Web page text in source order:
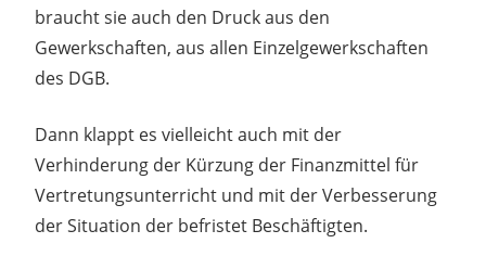
braucht sie auch den Druck aus den
Gewerkschaften, aus allen Einzelgewerkschaften
des DGB.
Dann klappt es vielleicht auch mit der
Verhinderung der Kürzung der Finanzmittel für
Vertretungsunterricht und mit der Verbesserung
der Situation der befristet Beschäftigten.